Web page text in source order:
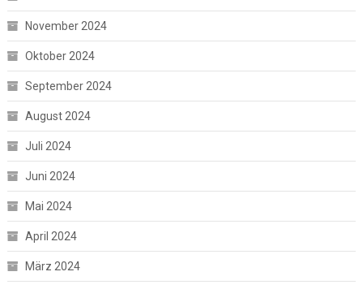
November 2024
Oktober 2024
September 2024
August 2024
Juli 2024
Juni 2024
Mai 2024
April 2024
März 2024